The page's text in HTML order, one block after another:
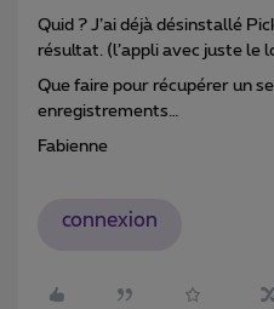
Quid ? J’ai déjà désinstallé
résultat. (l’appli avec juste le
Que faire pour récupérer un
enregistrements…
Fabienne
connexion